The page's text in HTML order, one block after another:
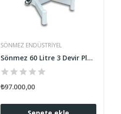
SÖNMEZ ENDÜSTRIYEL
Sönmez 60 Litre 3 Devir Planet Mikser
₺97.000,00